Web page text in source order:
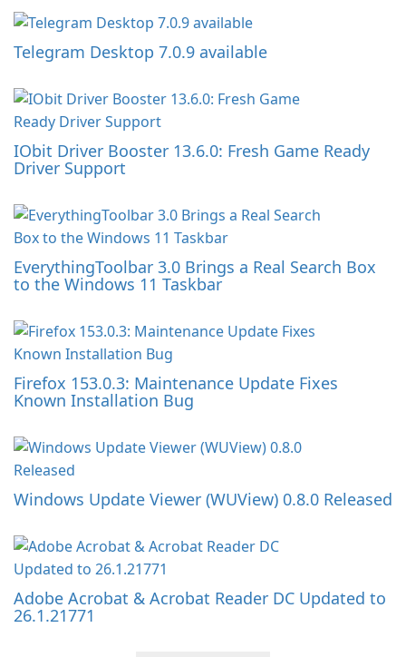
Telegram Desktop 7.0.9 available
IObit Driver Booster 13.6.0: Fresh Game Ready
Driver Support
EverythingToolbar 3.0 Brings a Real Search Box
to the Windows 11 Taskbar
Firefox 153.0.3: Maintenance Update Fixes
Known Installation Bug
Windows Update Viewer (WUView) 0.8.0 Released
Adobe Acrobat & Acrobat Reader DC Updated to
26.1.21771